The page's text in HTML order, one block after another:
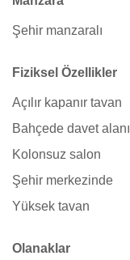
Şehir manzaralı
Fiziksel Özellikler
Açılır kapanır tavan
Bahçede davet alanı
Kolonsuz salon
Şehir merkezinde
Yüksek tavan
Olanaklar